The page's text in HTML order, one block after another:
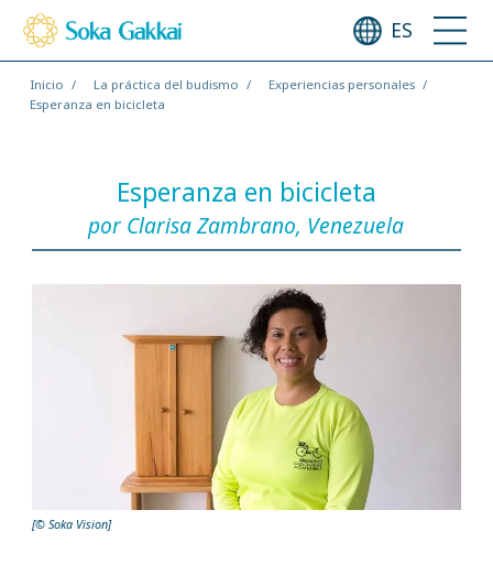
ES
Inicio La práctica del budismo
Experiencias personales
Esperanza en bicicleta
Esperanza en bicicleta
por Clarisa Zambrano, Venezuela
[© Soka Vision]